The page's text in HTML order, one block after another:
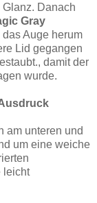
Danach
Gray
Auge herum
Lid gegangen
damit der
wurde.
am unteren und
um eine weiche
leicht